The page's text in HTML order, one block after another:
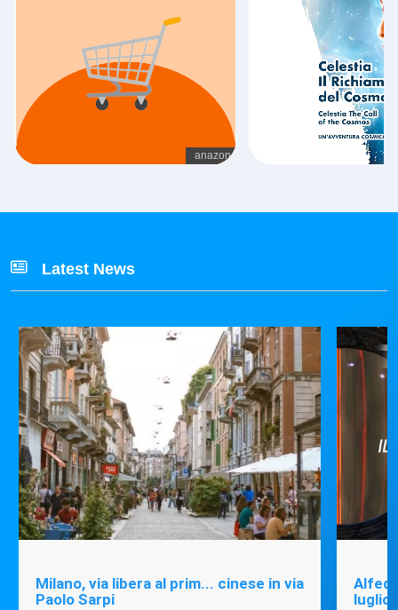
Latest News
Milano, via libera al prim... cinese in via
Paolo Sarpi
luglio